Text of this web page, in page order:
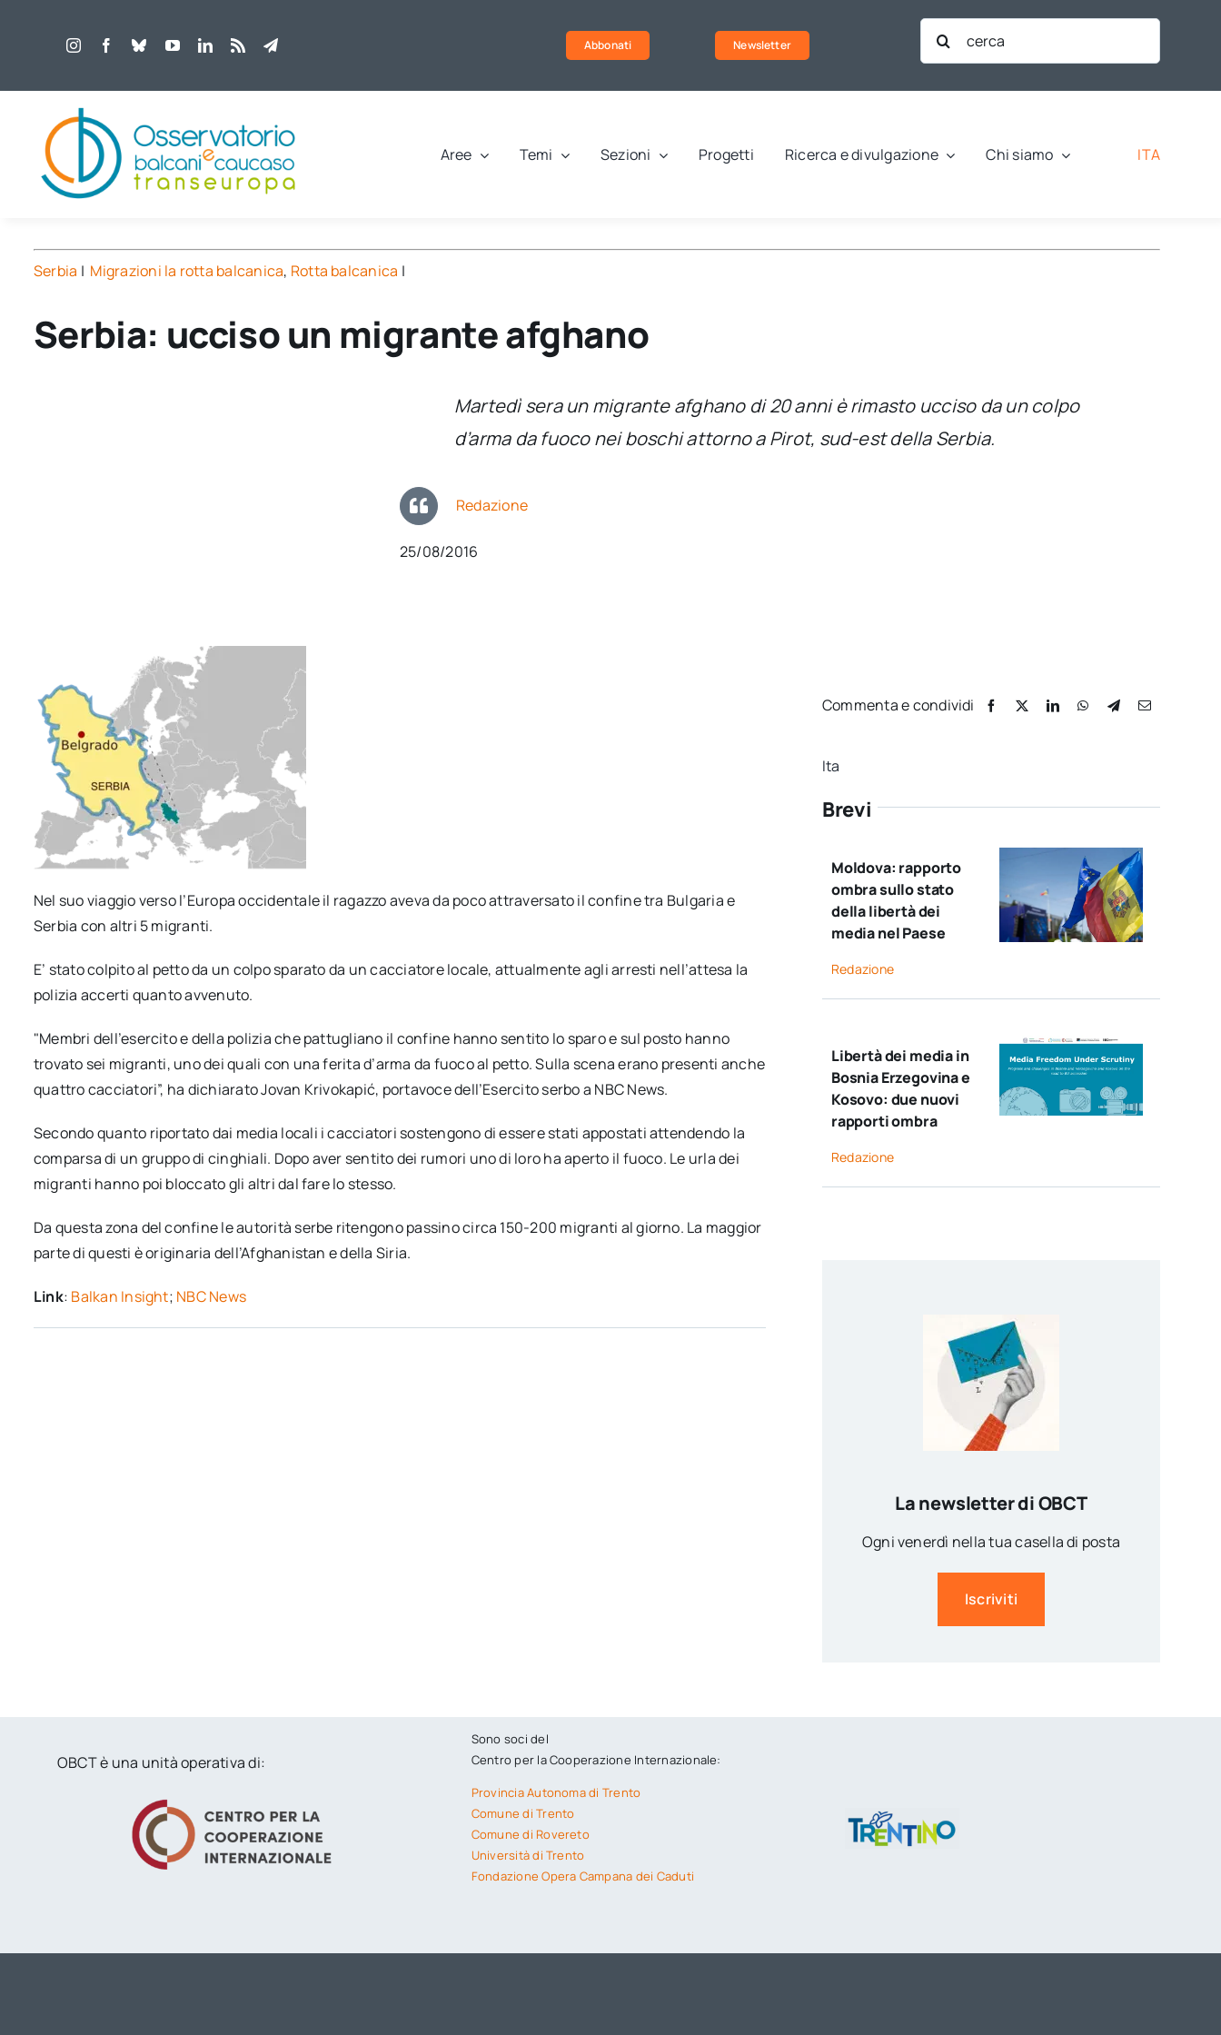
Abbonati Newsletter
Cerca
per:
Aree Temi Sezioni Progetti Ricerca e divulgazione Chi siamo ITA
Serbia | Migrazioni la rotta balcanica, Rotta balcanica |
Serbia: ucciso un migrante afghano
Martedì sera un migrante afghano di 20 anni è rimasto ucciso da un colpo
d’arma da fuoco nei boschi attorno a Pirot, sud-est della Serbia.
Redazione
25/08/2016
Nel suo viaggio verso l’Europa occidentale il ragazzo aveva da poco attraversato il confine tra Bulgaria e
Serbia con altri 5 migranti.
E’ stato colpito al petto da un colpo sparato da un cacciatore locale, attualmente agli arresti nell’attesa la
polizia accerti quanto avvenuto.
"Membri dell’esercito e della polizia che pattugliano il confine hanno sentito lo sparo e sul posto hanno
trovato sei migranti, uno dei quali con una ferita d’arma da fuoco al petto. Sulla scena erano presenti anche
quattro cacciatori”, ha dichiarato Jovan Krivokapić, portavoce dell’Esercito serbo a NBC News.
Secondo quanto riportato dai media locali i cacciatori sostengono di essere stati appostati attendendo la
comparsa di un gruppo di cinghiali. Dopo aver sentito dei rumori uno di loro ha aperto il fuoco. Le urla dei
migranti hanno poi bloccato gli altri dal fare lo stesso.
Da questa zona del confine le autorità serbe ritengono passino circa 150-200 migranti al giorno. La maggior
parte di questi è originaria dell’Afghanistan e della Siria.
Link: Balkan Insight; NBC News
Commenta e condividi
Ita
Brevi
Moldova: rapporto
ombra sullo stato
della libertà dei
media nel Paese
Redazione
Libertà dei media in
Bosnia Erzegovina e
Kosovo: due nuovi
rapporti ombra
Redazione
La newsletter di OBCT
Ogni venerdì nella tua casella di posta
Iscriviti
OBCT è una unità operativa di:
Sono soci del
Centro per la Cooperazione Internazionale:
Provincia Autonoma di Trento
Comune di Trento
Comune di Rovereto
Università di Trento
Fondazione Opera Campana dei Caduti